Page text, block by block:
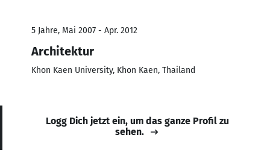
5 Jahre, Mai 2007 - Apr. 2012
Architektur
Khon Kaen University, Khon Kaen, Thailand
Logg Dich jetzt ein, um das ganze Profil zu
sehen.